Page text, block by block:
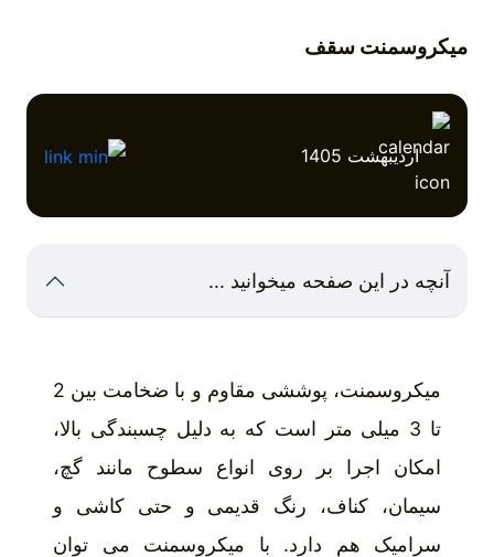
میکروسمنت سقف
اردیبهشت 1405
آنچه در این صفحه میخوانید ...
میکروسمنت، پوششی مقاوم و با ضخامت بین 2
تا 3 میلی متر است که به دلیل چسبندگی بالا،
امکان اجرا بر روی انواع سطوح مانند گچ،
سیمان، کناف، رنگ قدیمی و حتی کاشی و
سرامیک هم دارد. با میکروسمنت می توان